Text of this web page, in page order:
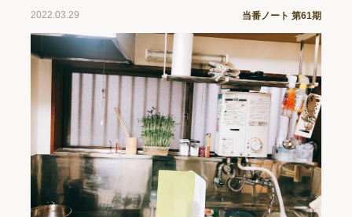
2022.03.29 当番ノート 第61期